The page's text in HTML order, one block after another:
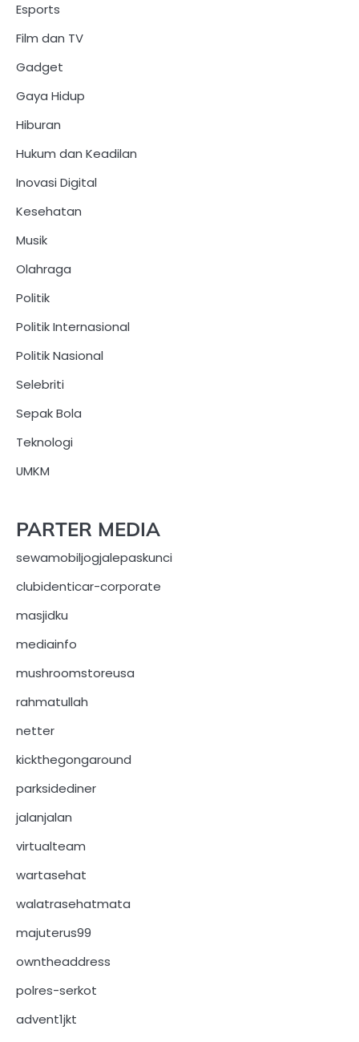
Esports
Film dan TV
Gadget
Gaya Hidup
Hiburan
Hukum dan Keadilan
Inovasi Digital
Kesehatan
Musik
Olahraga
Politik
Politik Internasional
Politik Nasional
Selebriti
Sepak Bola
Teknologi
UMKM
PARTER MEDIA
sewamobiljogjalepaskunci
clubidenticar-corporate
masjidku
mediainfo
mushroomstoreusa
rahmatullah
netter
kickthegongaround
parksidediner
jalanjalan
virtualteam
wartasehat
walatrasehatmata
majuterus99
owntheaddress
polres-serkot
advent1jkt